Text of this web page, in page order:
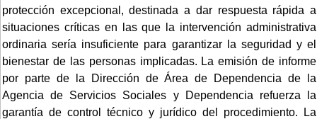
protección excepcional, destinada a dar respuesta rápida a
situaciones críticas en las que la intervención administrativa
ordinaria sería insuficiente para garantizar la seguridad y el
bienestar de las personas implicadas. La emisión de informe
por parte de la Dirección de Área de Dependencia de la
Agencia de Servicios Sociales y Dependencia refuerza la
garantía de control técnico y jurídico del procedimiento. La